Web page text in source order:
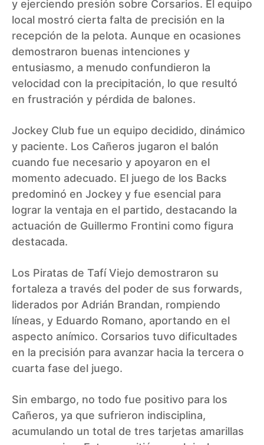
y ejerciendo presión sobre Corsarios. El equipo
local mostró cierta falta de precisión en la
recepción de la pelota. Aunque en ocasiones
demostraron buenas intenciones y
entusiasmo, a menudo confundieron la
velocidad con la precipitación, lo que resultó
en frustración y pérdida de balones.
Jockey Club fue un equipo decidido, dinámico
y paciente. Los Cañeros jugaron el balón
cuando fue necesario y apoyaron en el
momento adecuado. El juego de los Backs
predominó en Jockey y fue esencial para
lograr la ventaja en el partido, destacando la
actuación de Guillermo Frontini como figura
destacada.
Los Piratas de Tafí Viejo demostraron su
fortaleza a través del poder de sus forwards,
liderados por Adrián Brandan, rompiendo
líneas, y Eduardo Romano, aportando en el
aspecto anímico. Corsarios tuvo dificultades
en la precisión para avanzar hacia la tercera o
cuarta fase del juego.
Sin embargo, no todo fue positivo para los
Cañeros, ya que sufrieron indisciplina,
acumulando un total de tres tarjetas amarillas